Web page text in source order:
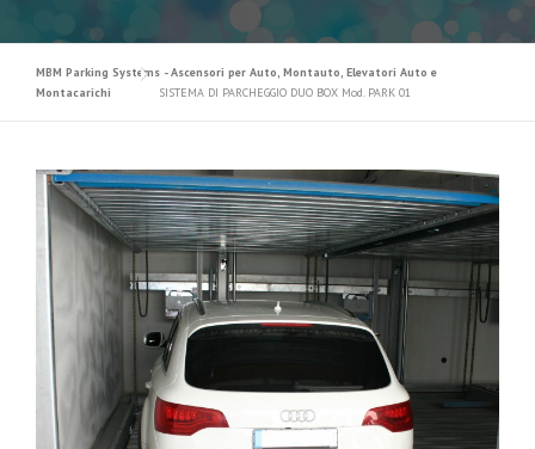
MBM Parking Systems - Ascensori per Auto, Montauto, Elevatori Auto e
Montacarichi
SISTEMA DI PARCHEGGIO DUO BOX Mod. PARK 01